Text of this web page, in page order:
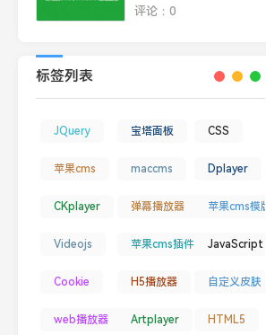
种常见方法
评论：0
标签列表
JQuery 宝塔面板 CSS
苹果cms maccms Dplayer
CKplayer 弹幕播放器 苹果cms模版
Videojs 苹果cms插件 JavaScript
Cookie H5播放器 自定义皮肤
web播放器 Artplayer HTML5